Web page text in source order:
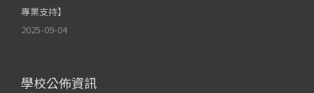
專業支持】
2025-09-04
學校公佈資訊